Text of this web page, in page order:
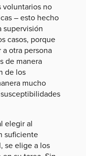
voluntarios no
– esto hecho
supervisión
casos, porque
otra persona
de manera
de los
mucho
elegir al
suficiente
se elige a los